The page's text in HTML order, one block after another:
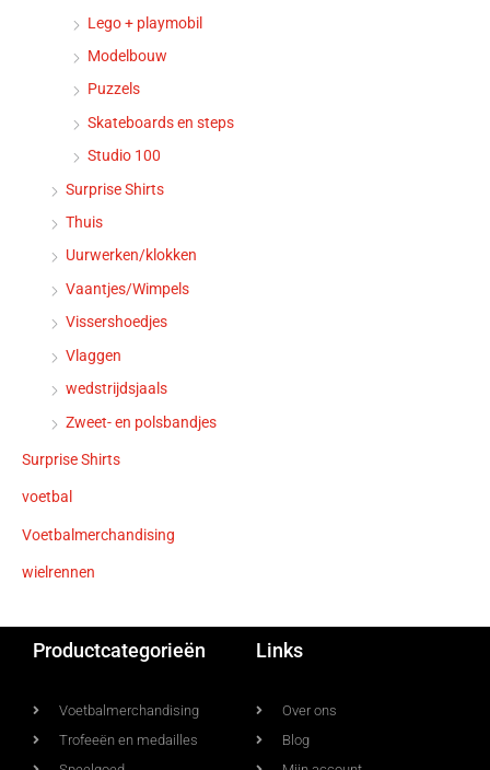
Lego + playmobil
Modelbouw
Puzzels
Skateboards en steps
Studio 100
Surprise Shirts
Thuis
Uurwerken/klokken
Vaantjes/Wimpels
Vissershoedjes
Vlaggen
wedstrijdsjaals
Zweet- en polsbandjes
Surprise Shirts
voetbal
Voetbalmerchandising
wielrennen
Productcategorieën
Voetbalmerchandising
Trofeeën en medailles
Links
Over ons
Blog